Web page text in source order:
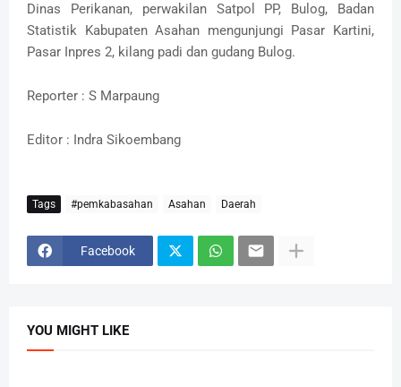
Dinas Perikanan, perwakilan Satpol PP, Bulog, Badan
Statistik Kabupaten Asahan mengunjungi Pasar Kartini,
Pasar Inpres 2, kilang padi dan gudang Bulog.
Reporter : S Marpaung
Editor : Indra Sikoembang
Tags #pemkabasahan Asahan Daerah
Facebook
YOU MIGHT LIKE